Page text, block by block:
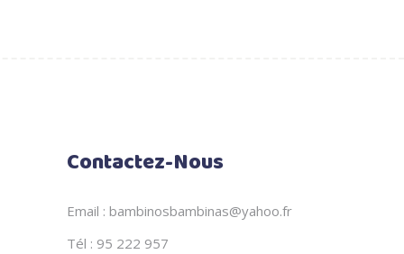
Contactez-Nous
Email : bambinosbambinas@yahoo.fr
Tél : 95 222 957